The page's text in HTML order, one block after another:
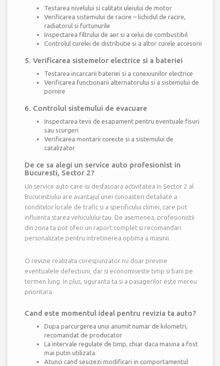
Testarea nivelului si calitatii uleiului de motor
Verificarea sistemului de racire – lichidul de racire,
radiatorul si furtunurile
Inspectarea filtrului de aer si a celui de combustibil
Controlul curelei de distributie si a altor curele accesorii
5. Verificarea sistemelor electrice si a bateriei
Testarea incarcarii bateriei si a conexiunilor electrice
Verificarea functionarii alternatorului si a sistemului de
pornire
6. Controlul sistemului de evacuare
Inspectarea tevii de esapament pentru eventuale fisuri
sau scurgeri
Verificarea montarii corecte si a sistemului de
catalizator
De ce sa alegi un service auto profesionist in
Bucuresti, Sector 2?
Un service auto care isi desfasoara activitatea in Sector 2 al
Bucurestiului are avantajul unei cunoasteri detaliate a
conditiilor locale de trafic si a specificului climei, care pot
influenta starea vehiculului tau. De asemenea, profesionistii
din zona ta pot oferi un raport complet si recomandari
personalizate pentru intretinerea optima a masinii.
O revizie realizata corespunzator nu doar previne
eventualele defectiuni, dar si economiseste timp si bani pe
termen lung. In plus, siguranta ta si a pasagerilor este mereu
prioritara.
Cand este momentul ideal pentru revizia ta auto?
Dupa parcurgerea unui anumit numar de kilometri,
recomandat de producator
La intervale regulate de timp, chiar daca masina a fost
mai putin utilizata
Atunci cand sesizezi modificari in comportamentul